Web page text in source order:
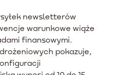
newsletterów
warunkowe wiąże
finansowymi.
pokazuje,